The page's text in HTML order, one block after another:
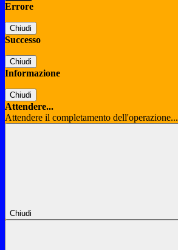
Errore
Chiudi
Successo
Chiudi
Informazione
Chiudi
Attendere...
Attendere il completamento dell'operazione...
Chiudi